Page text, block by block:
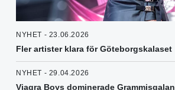
NYHET - 23.06.2026
Fler artister klara för Göteborgskalaset
NYHET - 29.04.2026
Viagra Boys dominerade Grammisgalan